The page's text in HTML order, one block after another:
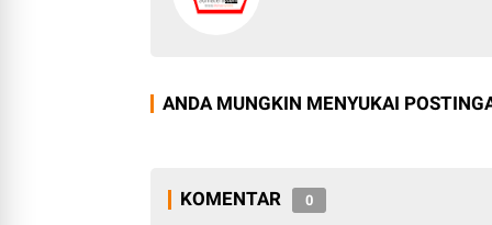
ANDA MUNGKIN MENYUKAI
KOMENTAR 0